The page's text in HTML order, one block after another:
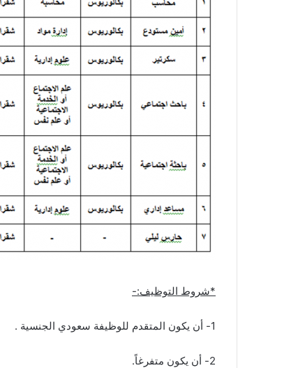
*شروط التوظيف:-
1- أن يكون المتقدم للوظيفة سعودي الجنسية .
2- أن يكون متفرغاً.